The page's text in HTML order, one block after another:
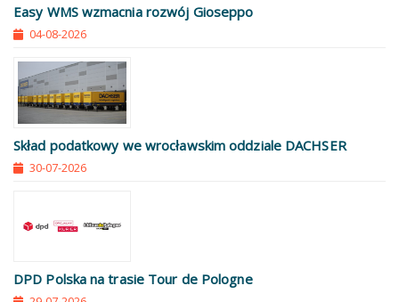
Easy WMS wzmacnia rozwój Gioseppo
04-08-2026
Skład podatkowy we wrocławskim oddziale DACHSER
30-07-2026
DPD Polska na trasie Tour de Pologne